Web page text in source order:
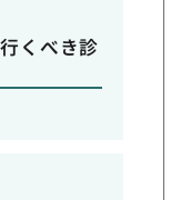
くべき診